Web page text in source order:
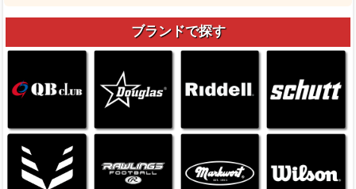
ブランドで探す